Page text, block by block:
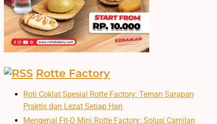
Rotte Factory
Roti Coklat Spesial Rotte Factory: Teman Sarapan
Praktis dan Lezat Setiap Hari
Mengenal Fit-O Mini Rotte Factory: Solusi Camilan